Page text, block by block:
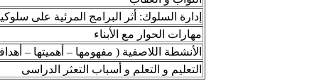
إدارة السلوك: أثر البرامج المرئية على
مهارات الحوار مع الأبناء
(الأنشطة اللاصفية ( مفهومها – أهميتها –
التعليم و التعلم و أسباب التعثر الدراسى